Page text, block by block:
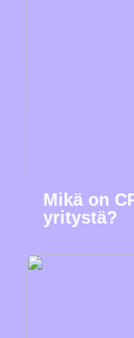
Mikä on
yritystä?